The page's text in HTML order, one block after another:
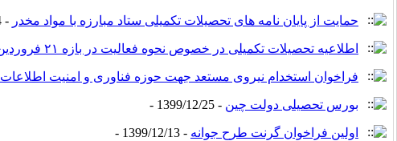
حمایت از پایان نامه های تحصیلات تکمیلی ستاد مبارزه با مواد مخدر - 1400/1/24 -
اطلاعیه تحصیلات تکمیلی در خصوص نحوه فعالیت در بازه ۲۱ فروردین تا ۱ اردیبهشت
فراخوان استخدام نیروی مستعد جهت حوزه فناوری و امنیت اطلاعات
بورس تحصیلی دولت چین - 1399/12/25 -
اولین فراخوان گرنت طرح جوانه - 1399/12/13 -